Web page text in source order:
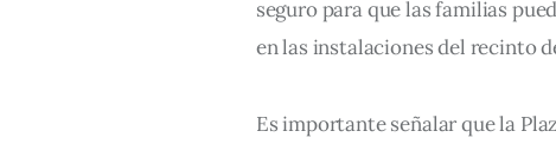
seguro para que las familias
en las instalaciones del recinto
Es importante señalar que la